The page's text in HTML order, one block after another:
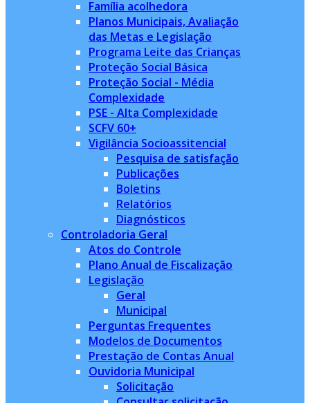
Família acolhedora
Planos Municipais, Avaliação
das Metas e Legislação
Programa Leite das Crianças
Proteção Social Básica
Proteção Social - Média
Complexidade
PSE - Alta Complexidade
SCFV 60+
Vigilância Socioassitencial
Pesquisa de satisfação
Publicações
Boletins
Relatórios
Diagnósticos
Controladoria Geral
Atos do Controle
Plano Anual de Fiscalização
Legislação
Geral
Municipal
Perguntas Frequentes
Modelos de Documentos
Prestação de Contas Anual
Ouvidoria Municipal
Solicitação